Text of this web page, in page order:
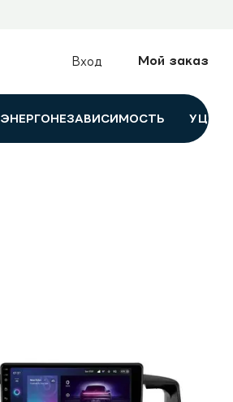
Вход Мой заказ
ЭНЕРГОНЕЗАВИСИМОСТЬ